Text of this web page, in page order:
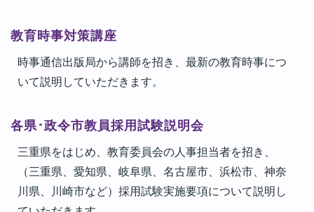
教育時事対策講座
時事通信出版局から講師を招き、最新の教育時事につ
いて説明していただきます。
各県･政令市教員採用試験説明会
三重県をはじめ、教育委員会の人事担当者を招き、
（三重県、愛知県、岐阜県、名古屋市、浜松市、神奈
川県、川崎市など）採用試験実施要項について説明し